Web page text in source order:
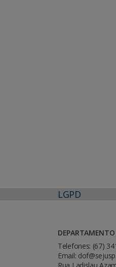
LGPD
DEPARTAMENTO
Telefones: (67)
Email: